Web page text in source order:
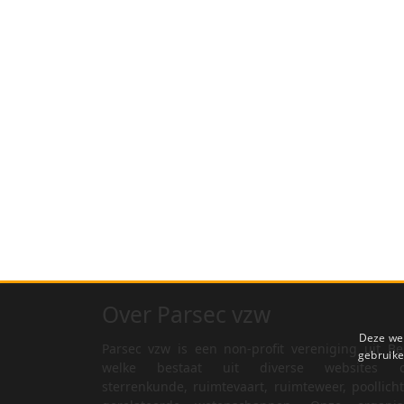
Parsec vzw is een non-profit vereniging uit
welke bestaat uit diverse websites
Deze